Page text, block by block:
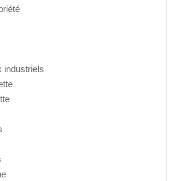
industriels